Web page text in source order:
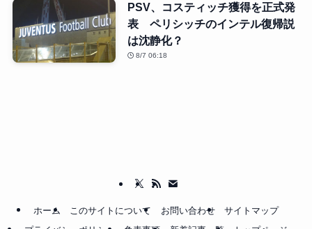
PSV、コスティッチ獲得を正式発
表 ペリシッチのインテル復帰説
は沈静化？
8/7 06:18
ホーム このサイトについて お問い合わせ
サイトマップ